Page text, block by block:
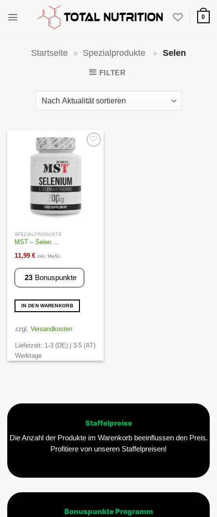
Inhalt
0
Startseite » Spezialprodukte » Selen
FILTER
SPEZIALPRODUKTE
MST – Selen ...
11,99 € inkl. MwSt.
23 Bonuspunkte
IN DEN WARENKORB
zzgl. Versandkosten
Lieferzeit: 1-3 (DE) | 3-5 (AT)
Werktage
Staffelpreise
Die Anzahl der Produkte im Warenkorb beeinflussen den Preis.
Profitiere von unseren Staffelpreisen!
Bonuspunkte Programm